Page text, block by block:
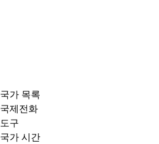
국가 목록
국제전화
도구
국가 시간